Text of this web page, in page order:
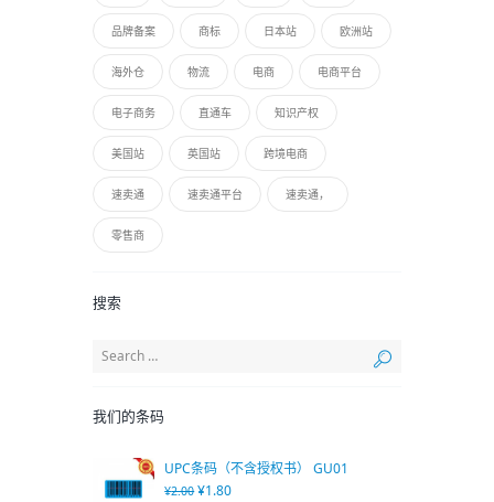
品牌备案 商标 日本站 欧洲站
海外仓 物流 电商 电商平台
电子商务 直通车 知识产权
美国站 英国站 跨境电商
速卖通 速卖通平台 速卖通，
零售商
搜索
我们的条码
UPC条码（不含授权书） GU01
¥2.00 ¥1.80